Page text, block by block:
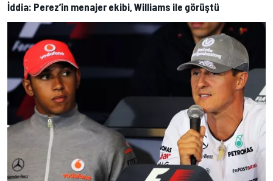
İddia: Perez’in menajer ekibi, Williams ile görüştü